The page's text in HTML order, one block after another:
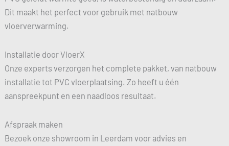
Dit maakt het perfect voor gebruik met natbouw
vloerverwarming.
Installatie door VloerX
Onze experts verzorgen het complete pakket, van natbouw
installatie tot PVC vloerplaatsing. Zo heeft u één
aanspreekpunt en een naadloos resultaat.
Afspraak maken
Bezoek onze showroom in Leerdam voor advies en